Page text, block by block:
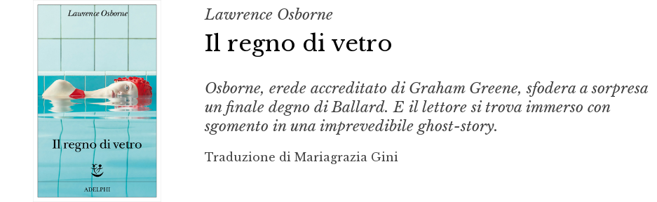
Lawrence Osborne
Il regno di vetro
Osborne, erede accreditato di Graham Greene, sfodera a sorpresa
un finale degno di Ballard. E il lettore si trova immerso con
sgomento in una imprevedibile ghost-story.
Traduzione di Mariagrazia Gini